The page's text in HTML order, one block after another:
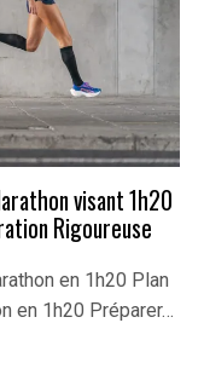
visant 1h20
Rigoureuse
en 1h20 Plan
en 1h20 Préparer…